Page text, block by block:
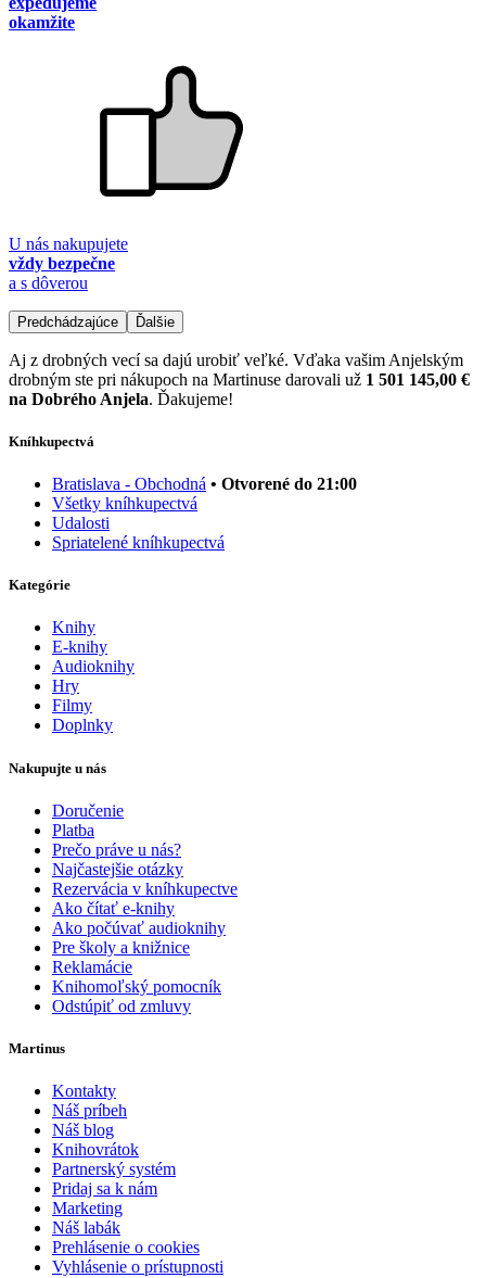
okamžite
U nás nakupujete
vždy bezpečne
a s dôverou
Predchádzajúce Ďalšie
Aj z drobných vecí sa dajú urobiť veľké. Vďaka vašim Anjelským
drobným ste pri nákupoch na Martinuse darovali už 1 501 145,00 €
na Dobrého Anjela. Ďakujeme!
Kníhkupectvá
Bratislava - Obchodná • Otvorené do 21:00
Všetky kníhkupectvá
Udalosti
Spriatelené kníhkupectvá
Kategórie
Knihy
E-knihy
Audioknihy
Hry
Filmy
Doplnky
Nakupujte u nás
Doručenie
Platba
Prečo práve u nás?
Najčastejšie otázky
Rezervácia v kníhkupectve
Ako čítať e-knihy
Ako počúvať audioknihy
Pre školy a knižnice
Reklamácie
Knihomoľský pomocník
Odstúpiť od zmluvy
Martinus
Kontakty
Náš príbeh
Náš blog
Knihovrátok
Partnerský systém
Pridaj sa k nám
Marketing
Náš labák
Prehlásenie o cookies
Vyhlásenie o prístupnosti